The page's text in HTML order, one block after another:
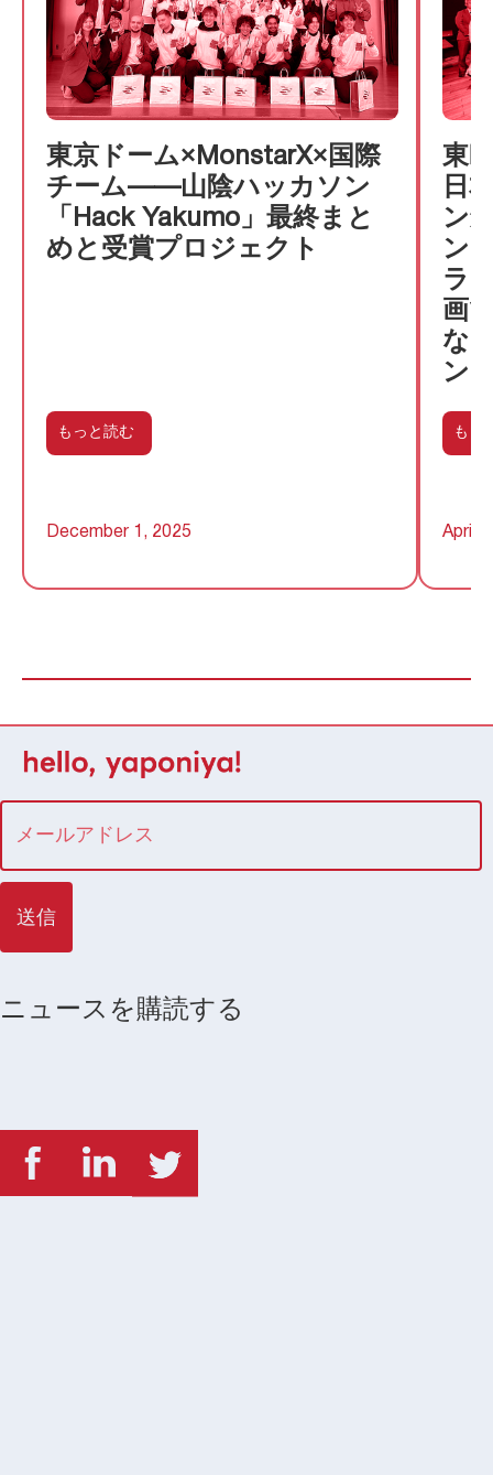
東京ドーム×MonstarX×国際
チーム——山陰ハッカソン
「Hack Yakumo」最終まと
めと受賞プロジェクト
もっと読む
December 1, 2025
東
日
ン
ン
ラ
画
な
ン
もっ
April
ニュースを購読する